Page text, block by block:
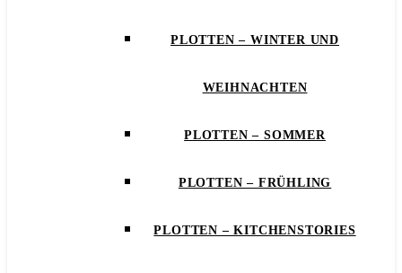
PLOTTEN – WINTER UND
WEIHNACHTEN
PLOTTEN – SOMMER
PLOTTEN – FRÜHLING
PLOTTEN – KITCHENSTORIES